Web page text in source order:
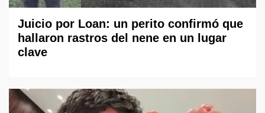
Juicio por Loan: un perito confirmó que
hallaron rastros del nene en un lugar
clave